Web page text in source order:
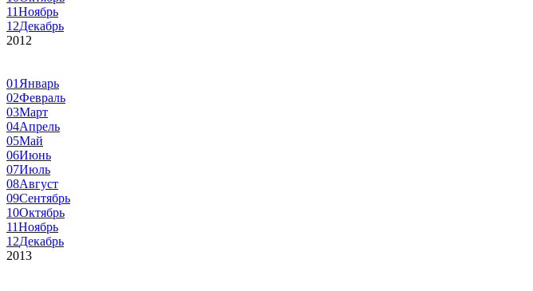
11Ноябрь
12Декабрь
2012
01 Январь
02Февраль
03Март
04Апрель
05Май
06Июнь
07Июль
08Август
09Сентябрь
10Октябрь
11Ноябрь
12Декабрь
2013